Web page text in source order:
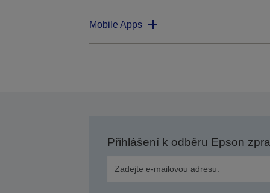
Mobile Apps
Přihlášení k odběru Epson